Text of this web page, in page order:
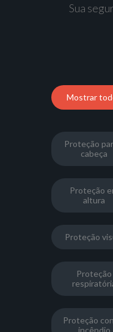
Sua
Mostrar
Proteção
cabeça
Proteção
altura
Proteção
Proteção
Proteção